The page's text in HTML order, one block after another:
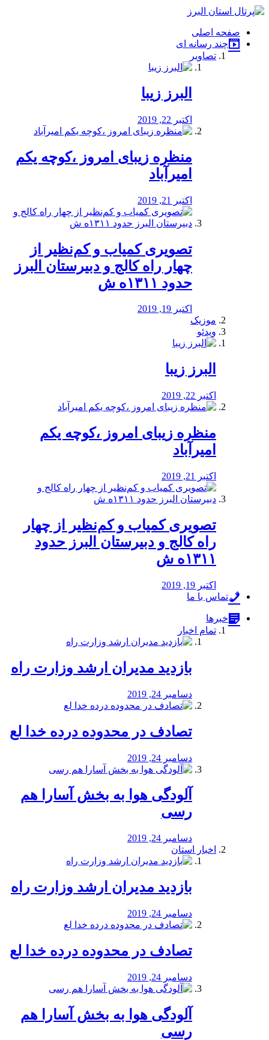
فصد
شرق
تهران
خشکشویی
صفحه اصلی
چند رسانه ای
تصاویر
البرز زیبا
اکتبر 22, 2019
منظره‌‌ زیبای امروز ،کوچه یکم
امیرآباد
اکتبر 21, 2019
️تصویری کمیاب و کم‌نظیر از
چهار راه كالج و دبيرستان البرز
حدود ۱۳۱۱ه ش
اکتبر 19, 2019
موزیک
ویدئو
البرز زیبا
اکتبر 22, 2019
منظره‌‌ زیبای امروز ،کوچه یکم
امیرآباد
اکتبر 21, 2019
️تصویری کمیاب و کم‌نظیر از چهار
راه كالج و دبيرستان البرز حدود
۱۳۱۱ه ش
اکتبر 19, 2019
تماس با ما
خبرها
تمام اخبار
بازدید مدیران ارشد وزارت راه
دسامبر 24, 2019
تصادف در محدوده درده خدا لع
دسامبر 24, 2019
آلودگی هوا به بخش آسارا هم
رسی
دسامبر 24, 2019
اخبار استان
بازدید مدیران ارشد وزارت راه
دسامبر 24, 2019
تصادف در محدوده درده خدا لع
دسامبر 24, 2019
آلودگی هوا به بخش آسارا هم
رسی